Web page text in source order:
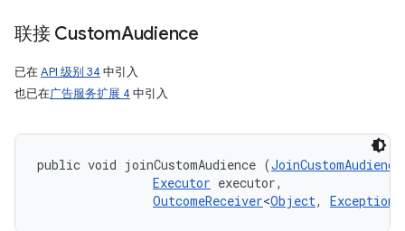
联接 CustomAudience
已在API 级别 34 中引入
也已在广告服务扩展 4 中引入
public void joinCustomAudience (
Executor executor,
OutcomeReceiver<Object, Exception